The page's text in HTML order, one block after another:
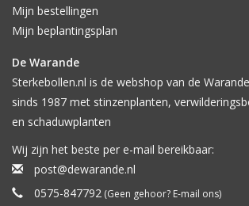
Mijn bestellingen
Mijn beplantingsplan
De Warande
Sterkebollen.nl is de webshop van de
sinds 1987 met stinzenplanten,
en schaduwplanten
Wij zijn het beste per e-mail bereikbaar:
post@dewarande.nl
0575-847792 (Geen gehoor? E-mail ons)